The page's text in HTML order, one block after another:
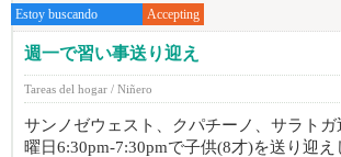
Estoy buscando Accepting
週一で習い事送り迎え
Tareas del hogar / Niñero
サンノゼウェスト、クパチーノ、サラト
曜日6:30pm-7:30pmで子供(8才)を送り迎